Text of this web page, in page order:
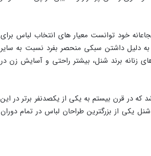
خود توانست معیار های انتخاب لباس برای
به دلیل داشتن سبکی منحصر بفرد نسبت به سایر
زنانه برند شنل، بیشتر راحتی و آسایش زن در
در قرن بیستم به یکی از یکصدنفر برتر در این
شنل یکی از بزرگترین طراحان لباس در تمام دوران